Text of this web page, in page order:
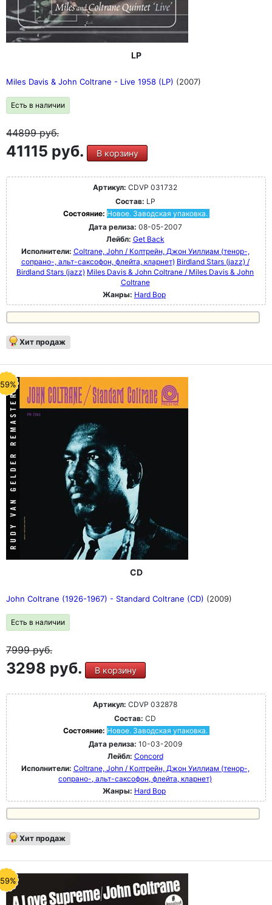
LP
Miles Davis & John Coltrane - Live 1958 (LP) (2007)
Есть в наличии
44899руб.
41115 руб. В корзину
Артикул: CDVP 031732
Состав: LP
Состояние: Новое. Заводская упаковка.
Дата релиза: 08-05-2007
Лейбл: Get Back
Исполнители: Coltrane, John / Колтрейн, Джон Уиллиам (тенор-,
сопрано-, альт-саксофон, флейта, кларнет) Birdland Stars (jazz) /
Birdland Stars (jazz) Miles Davis & John Coltrane / Miles Davis & John
Coltrane
Жанры: Hard Bop
Хит продаж
CD
John Coltrane (1926-1967) - Standard Coltrane (CD) (2009)
Есть в наличии
7999руб.
3298 руб. В корзину
Артикул: CDVP 032878
Состав: CD
Состояние: Новое. Заводская упаковка.
Дата релиза: 10-03-2009
Лейбл: Concord
Исполнители: Coltrane, John / Колтрейн, Джон Уиллиам (тенор-,
сопрано-, альт-саксофон, флейта, кларнет)
Жанры: Hard Bop
Хит продаж